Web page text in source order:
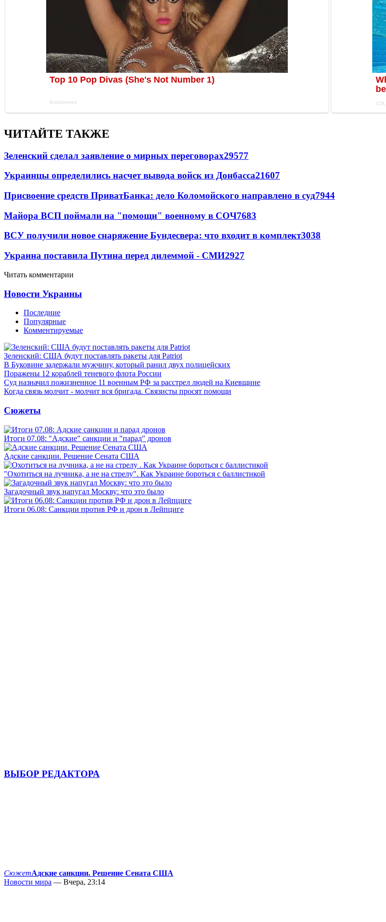
ЧИТАЙТЕ ТАКЖЕ
Зеленский сделал заявление о мирных переговорах29577
Украинцы определились насчет вывода войск из Донбасса21607
Присвоение средств ПриватБанка: дело Коломойского направлено в суд7944
Майора ВСП поймали на "помощи" военному в СОЧ7683
ВСУ получили новое снаряжение Бундесвера: что входит в комплект3038
Украина поставила Путина перед дилеммой - СМИ2927
Читать комментарии
Новости Украины
Последние
Популярные
Комментируемые
Зеленский: США будут поставлять ракеты для Patriot
В Буковине задержали мужчину, который ранил двух полицейских
Поражены 12 кораблей теневого флота России
Суд назначил пожизненное 11 военным РФ за расстрел людей на Киевщине
Когда связь молчит - молчит вся бригада. Связисты просят помощи
Сюжеты
Итоги 07.08: "Адские" санкции и "парад" дронов
Адские санкции. Решение Сената США
"Охотиться на лучника, а не на стрелу". Как Украине бороться с баллистикой
Загадочный звук напугал Москву: что это было
Итоги 06.08: Санкции против РФ и дрон в Лейпциге
ВЫБОР РЕДАКТОРА
СюжетАдские санкции. Решение Сената США
Новости мира — Вчера, 23:14